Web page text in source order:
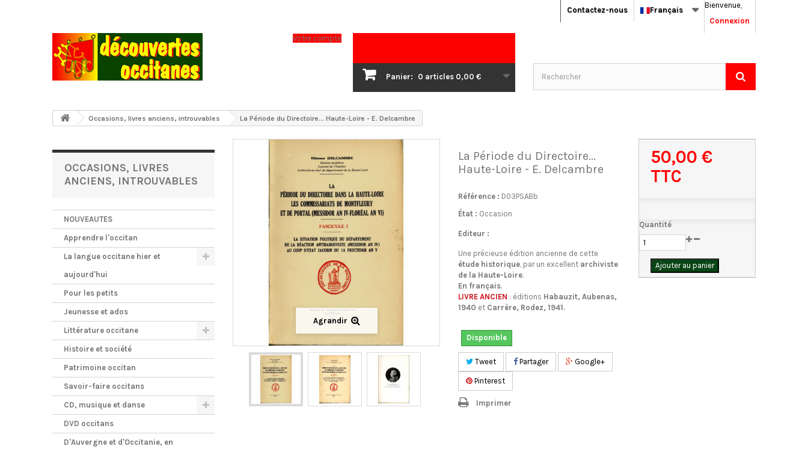
Bienvenue,
Connexion
Français
Contactez-nous
Panier: 0 articles 0,00 €
Votre compte
Occasions, livres anciens, introuvables La Période du Directoire... Haute-Loire - E. Delcambre
OCCASIONS, LIVRES
ANCIENS, INTROUVABLES
NOUVEAUTES
Apprendre l'occitan
La langue occitane hier et
aujourd'hui
Pour les petits
Jeunesse et ados
Littérature occitane
Histoire et société
Patrimoine occitan
Savoir-faire occitans
CD, musique et danse
DVD occitans
D'Auvergne et d'Occitanie, en
Agrandir
La Période du Directoire...
Haute-Loire - E. Delcambre
Référence : D03PSABb
État : Occasion
Editeur :
Une précieuse édition ancienne de cette
étude historique, par un excellent archiviste
de la Haute-Loire.
En français.
LIVRE ANCIEN : éditions Habauzit, Aubenas,
1940 et Carrère, Rodez, 1941.
Disponible
Tweet Partager Google+
Pinterest
Imprimer
50,00 €
TTC
Quantité
Ajouter au panier